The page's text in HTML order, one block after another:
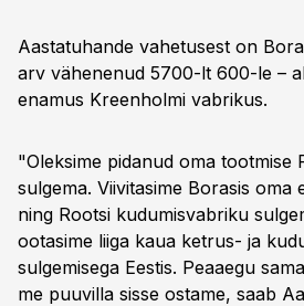
Aastatuhande vahetusest on
arv vähenenud 5700-lt 600-le –
enamus Kreenholmi vabrikus.
"Oleksime pidanud oma tootmise
sulgema. Viivitasime Borasis oma
ning Rootsi kudumisvabriku
ootasime liiga kaua ketrus- ja
sulgemisega Eestis. Peaaegu
me puuvilla sisse ostame, saab